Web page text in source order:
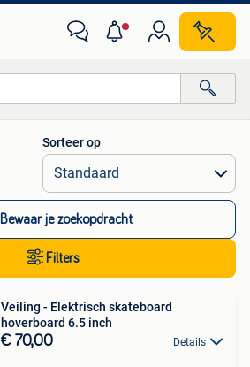
Alle afstanden…
Sorteer op
Bewaar je zoekopdracht
Filters
Veiling - Elektrisch skateboard
hoverboard 6.5 inch
€ 70,00 Details